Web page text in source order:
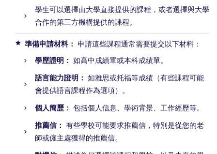
學生可以選擇由大學直接提供的課程，或者選擇與大學
合作的第三方機構提供的課程。
準備申請材料： 申請這些課程通常需要提交以下材料：
學歷證明： 如高中成績單或本科成績單。
語言能力證明：
如雅思或托福等成績（有些課程可能
會提供語言課程作為選項）。
個人簡歷： 包括個人信息、學術背景、工作經歷等。
推薦信：
有些學校可能要求推薦信，特別是從您的老
師或僱主處獲得的推薦信。